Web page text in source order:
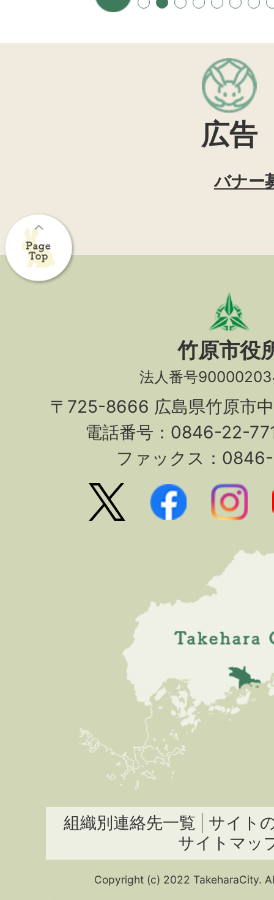
ド
広告
バナー
竹原市役
法人番号
〒725-8666 広島県竹原市
電話番号：0846-22-
ファックス：
組織別連絡先一覧
サイト
サイトマッ
Copyright (c) 2022 TakeharaCity.